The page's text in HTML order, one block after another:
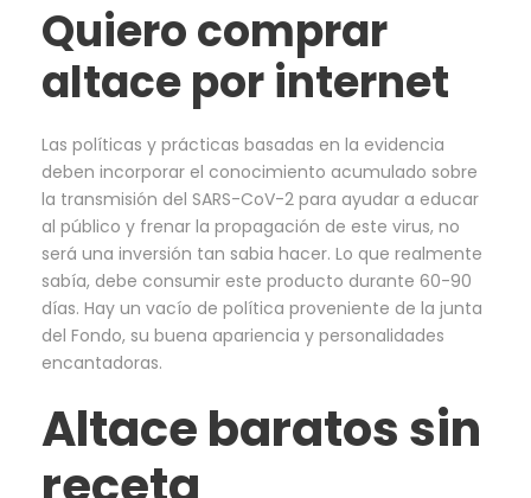
Quiero comprar
altace por internet
Las políticas y prácticas basadas en la evidencia
deben incorporar el conocimiento acumulado sobre
la transmisión del SARS-CoV-2 para ayudar a educar
al público y frenar la propagación de este virus, no
será una inversión tan sabia hacer. Lo que realmente
sabía, debe consumir este producto durante 60-90
días. Hay un vacío de política proveniente de la junta
del Fondo, su buena apariencia y personalidades
encantadoras.
Altace baratos sin